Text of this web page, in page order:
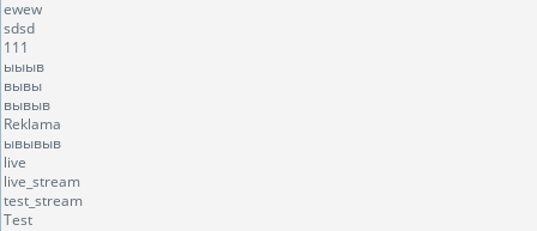
ewew
sdsd
111
ыыыв
вывы
вывыв
Reklama
ывывыв
live
live_stream
test_stream
Test